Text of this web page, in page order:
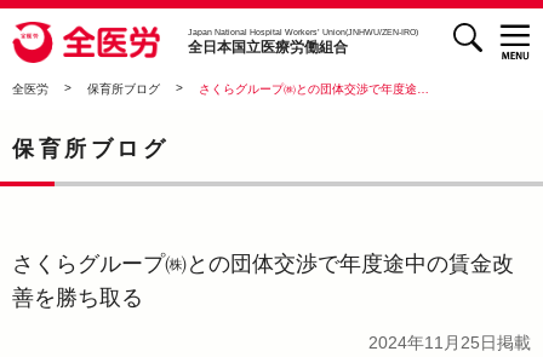
全医労 - 全日本国立医療労働組合 -
Japan National Hospital Workers’ Union(JNHWU/ZEN-IRO)
全日本国立医療労働組合
検索
全医労 > 保育所ブログ >
保育所ブログ
さくらグループ㈱との団体交渉で年度途中の賃金改
善を勝ち取る
2024年11月25日掲載